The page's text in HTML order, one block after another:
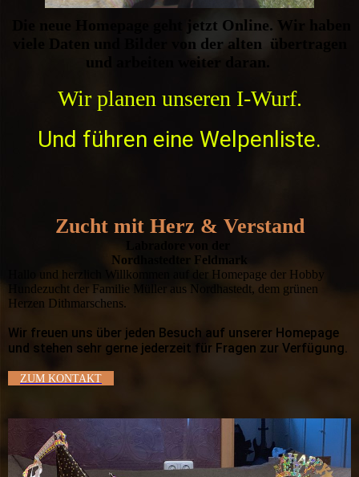
Die neue Homepage geht jetzt Online. Wir haben
viele Daten und Bilder von der alten übertragen
und arbeiten weiter daran.
Wir planen unseren I-Wurf.
Und führen eine Welpenliste.
Zucht mit Herz & Verstand
Nord­hastedter Feldmark
Hallo und herzlich Willkommen auf der Homepage der Hobby
Hunde­zucht der Familie Müller aus Nordhastedt, dem grünen
Herzen Dithmarschens.
Wir freuen uns über jeden Besuch auf unserer Homepage
und stehen sehr gerne jederzeit für Fragen zur Verfügung.
ZUM KONTAKT